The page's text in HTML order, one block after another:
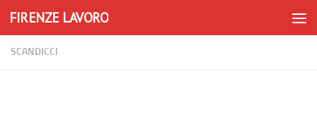
Skip to content
FIRENZE LAVORO
SCANDICCI